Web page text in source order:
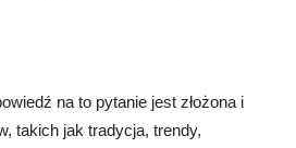
na to pytanie jest złożona i
takich jak tradycja, trendy,